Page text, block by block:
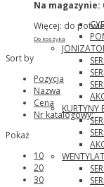
KURTYNY
Na magazynie:
Więcej: do
Do koszyka
Sort by
Pozycja
Nazwa
Cena
Nr katalogowy:
Pokaż
10
20
30